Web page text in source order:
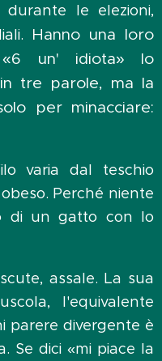
durante le elezioni,
Hanno una loro
«6 un' idiota» lo
tre parole, ma la
per minacciare:
varia dal teschio
Perché niente
di un gatto con lo
assale. La sua
l'equivalente
parere divergente è
Se dici «mi piace la